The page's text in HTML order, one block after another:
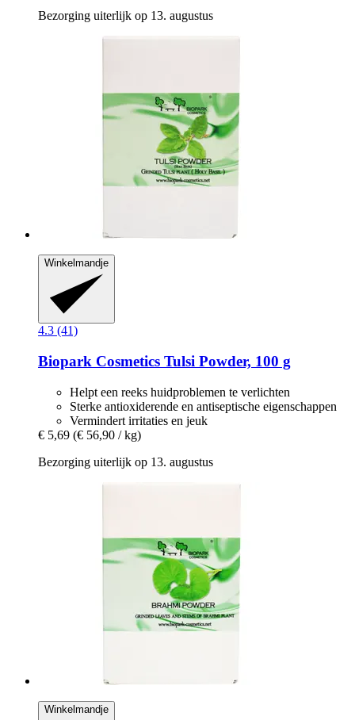
Bezorging uiterlijk op 13. augustus
Winkelmandje
4.3 (41)
Biopark Cosmetics Tulsi Powder, 100 g
Helpt een reeks huidproblemen te verlichten
Sterke antioxiderende en antiseptische eigenschappen
Vermindert irritaties en jeuk
€ 5,69 (€ 56,90 / kg)
Bezorging uiterlijk op 13. augustus
Winkelmandje